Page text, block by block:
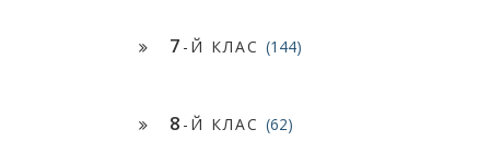
7 -Й КЛАС (144)
8 -Й КЛАС (62)